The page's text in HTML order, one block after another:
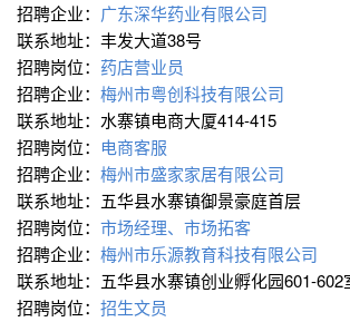
招聘企业： 广东深华药业有限公司
联系地址：丰发大道38号
招聘岗位： 药店营业员
招聘企业： 梅州市粤创科技有限公司
联系地址：水寨镇电商大厦414-415
招聘岗位： 电商客服
招聘企业： 梅州市盛家家居有限公司
联系地址：五华县水寨镇御景豪庭首层
招聘岗位： 市场经理、市场拓客
招聘企业： 梅州市乐源教育科技有限公司
联系地址：五华县水寨镇创业孵化园601-602
招聘岗位： 招生文员